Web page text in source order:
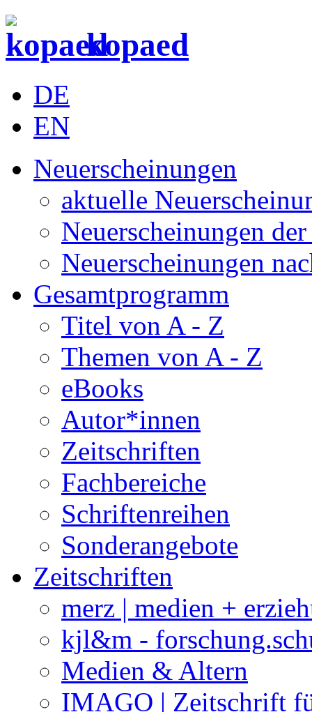
kopaed
DE
EN
Neuerscheinungen
aktuelle
Neuerscheinungen
Neuerscheinungen
Gesamtprogramm
Titel von A - Z
Themen von A - Z
eBooks
Autor*innen
Zeitschriften
Fachbereiche
Schriftenreihen
Sonderangebote
Zeitschriften
merz | medien +
kjl&m -
Medien & Altern
IMAGO | Zeitschrift